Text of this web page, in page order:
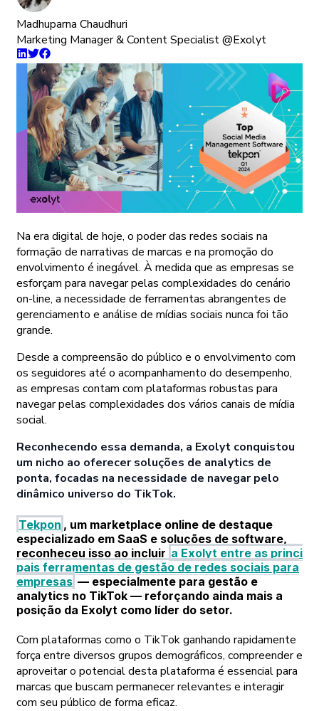
Madhuparna Chaudhuri
Marketing Manager & Content Specialist @Exolyt
Na era digital de hoje, o poder das redes sociais na
formação de narrativas de marcas e na promoção do
envolvimento é inegável. À medida que as empresas se
esforçam para navegar pelas complexidades do cenário
on-line, a necessidade de ferramentas abrangentes de
gerenciamento e análise de mídias sociais nunca foi tão
grande.
Desde a compreensão do público e o envolvimento com
os seguidores até o acompanhamento do desempenho,
as empresas contam com plataformas robustas para
navegar pelas complexidades dos vários canais de mídia
social.
Reconhecendo essa demanda, a Exolyt conquistou
um nicho ao oferecer soluções de analytics de
ponta, focadas na necessidade de navegar pelo
dinâmico universo do TikTok.
Tekpon , um marketplace online de destaque
especializado em SaaS e soluções de software,
reconheceu isso ao incluir a Exolyt entre as princi
pais ferramentas de gestão de redes sociais para
empresas — especialmente para gestão e
analytics no TikTok — reforçando ainda mais a
posição da Exolyt como líder do setor.
Com plataformas como o TikTok ganhando rapidamente
força entre diversos grupos demográficos, compreender e
aproveitar o potencial desta plataforma é essencial para
marcas que buscam permanecer relevantes e interagir
com seu público de forma eficaz.